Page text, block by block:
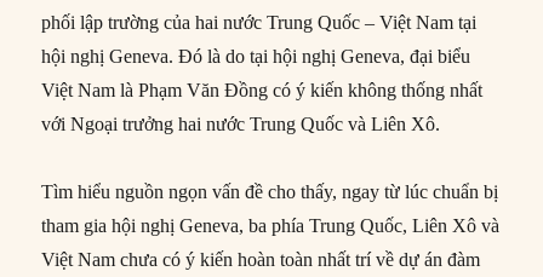
phối lập trường của hai nước Trung Quốc – Việt Nam tại
hội nghị Geneva. Đó là do tại hội nghị Geneva, đại biểu
Việt Nam là Phạm Văn Đồng có ý kiến không thống nhất
với Ngoại trưởng hai nước Trung Quốc và Liên Xô.
Tìm hiểu nguồn ngọn vấn đề cho thấy, ngay từ lúc chuẩn bị
tham gia hội nghị Geneva, ba phía Trung Quốc, Liên Xô và
Việt Nam chưa có ý kiến hoàn toàn nhất trí về dự án đàm